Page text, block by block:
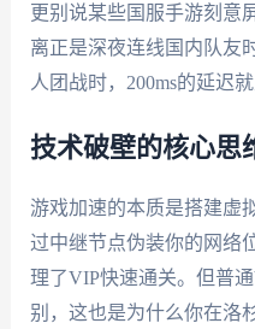
更别说某些国服手游刻意
离正是深夜连线国内队友
人团战时，200ms的延迟
技术破壁的核心思
游戏加速的本质是搭建虚
过中继节点伪装你的网络
理了VIP快速通关。但普
别，这也是为什么你在洛